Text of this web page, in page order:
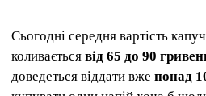
Сьогодні середня вартість
коливається від 65 до 90
доведеться віддати вже понад